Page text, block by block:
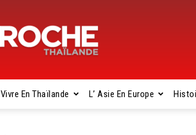
Gavroche
Vivre En Thaïlande L’ Asie En Europe